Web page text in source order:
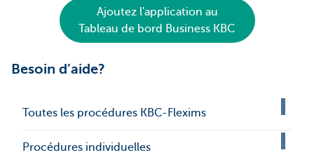
Ajoutez l'application au
Tableau de bord Business KBC
Besoin d’aide?
Toutes les procédures KBC-Flexims
Procédures individuelles